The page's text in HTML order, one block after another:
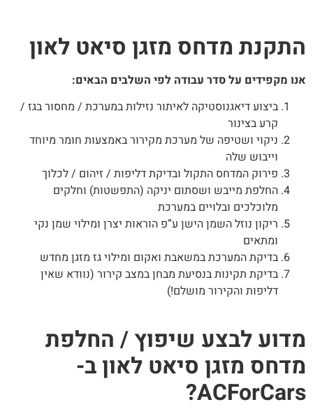
מדחס מזגן סיאט לאון
מקפידים על סדר עבודה לפי השלבים הבאים:
ביצוע דיאגנוסטיקה לאיתור נזילות במערכת / מחסור בגז /
קרע בצינור
ניקוי ושטיפה של מערכת מקירור באמצעות חומר מיוחד
וייבוש שלה
פירוק המדחס התקול ובדיקת דליפות / זיהום / לכלוך
החלפת מייבש ושסתום יניקה (התפשטות) וחלקים
מלוכלכים ובלויים במערכת
ריקון נוזל השמן הישן ע”פ הוראות יצרן ומילוי שמן נקי
ומתאים
בדיקת המערכת במשאבת ואקום ומילוי גז מזגן מחדש
בדיקת תקינות בנסיעת מבחן במצב קירור (נוודא שאין
דליפות והקירור מושלם!)
לבצע שיפוץ / החלפת
מזגן סיאט לאון ב-